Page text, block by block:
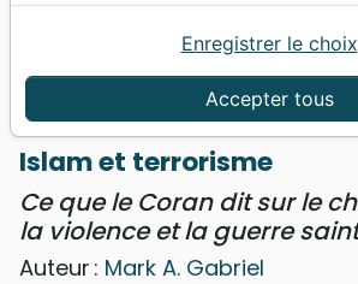
Apologétique
Islam et terrorisme - Ce que le
christianisme, la violence et la
Islam et terrorisme
Ce que le Coran dit sur le
la violence et la guerre
Auteur : Mark A. Gabriel
Accepter tous
Enregistrer le choix